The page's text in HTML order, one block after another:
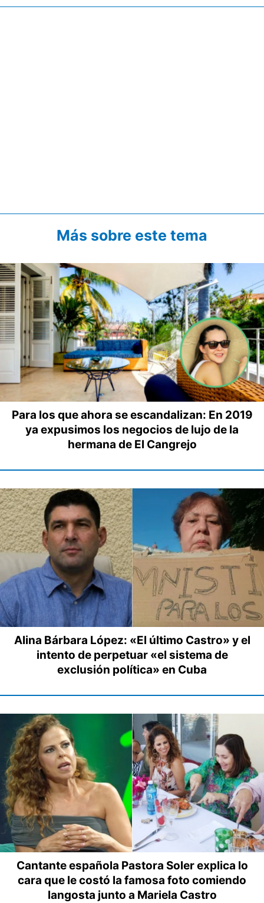
Más sobre este tema
Para los que ahora se escandalizan: En 2019
ya expusimos los negocios de lujo de la
hermana de El Cangrejo
Alina Bárbara López: «El último Castro» y el
intento de perpetuar «el sistema de
exclusión política» en Cuba
Cantante española Pastora Soler explica lo
cara que le costó la famosa foto comiendo
langosta junto a Mariela Castro